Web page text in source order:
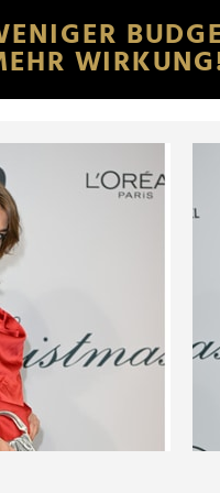
Website an
möglicherweise
der Dienste